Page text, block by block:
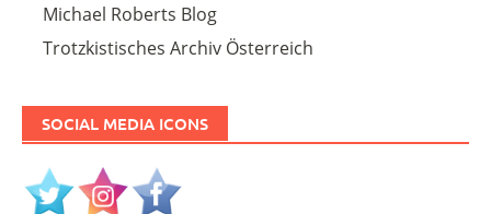
Michael Roberts Blog
Trotzkistisches Archiv Österreich
SOCIAL MEDIA ICONS